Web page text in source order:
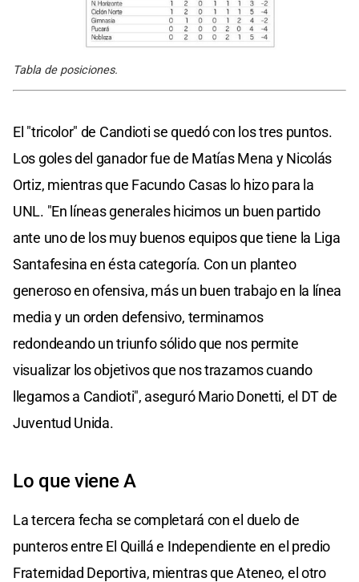
Tabla de posiciones.
El "tricolor" de Candioti se quedó con los tres puntos.
Los goles del ganador fue de Matías Mena y Nicolás
Ortiz, mientras que Facundo Casas lo hizo para la
UNL. "En líneas generales hicimos un buen partido
ante uno de los muy buenos equipos que tiene la Liga
Santafesina en ésta categoría. Con un planteo
generoso en ofensiva, más un buen trabajo en la línea
media y un orden defensivo, terminamos
redondeando un triunfo sólido que nos permite
visualizar los objetivos que nos trazamos cuando
llegamos a Candioti", aseguró Mario Donetti, el DT de
Juventud Unida.
Lo que viene A
La tercera fecha se completará con el duelo de
punteros entre El Quillá e Independiente en el predio
Fraternidad Deportiva, mientras que Ateneo, el otro